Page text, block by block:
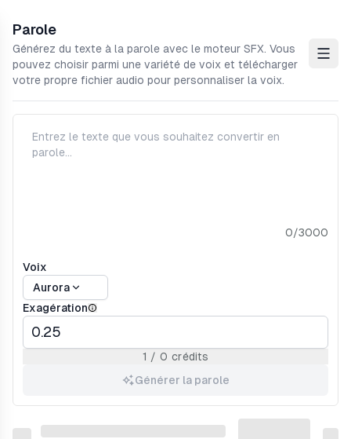
Parole
Générez du texte à la parole avec le moteur SFX. Vous
pouvez choisir parmi une variété de voix et télécharger
votre propre fichier audio pour personnaliser la voix.
sidebar
0/3000
Voix
Aurora
Exagération
1 / 0 crédits
Générer la parole